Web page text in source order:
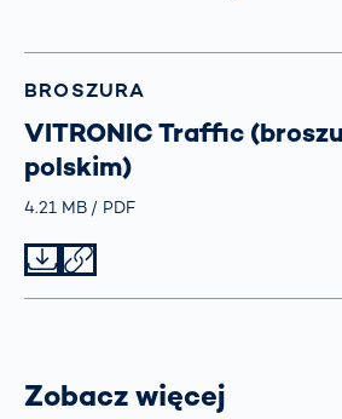
BROSZURA
VITRONIC Traffic
polskim)
Größe
4.21 MB TypPDF
Zobacz więcej